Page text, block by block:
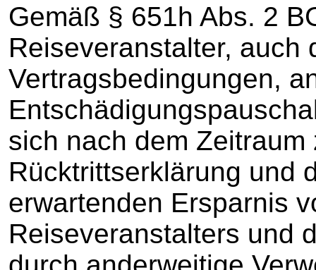
Gemäß § 651h Abs. 2
Reiseveranstalter, auch
Vertragsbedingungen,
sich nach dem Zeitraum
Rücktrittserklärung und
erwartenden Ersparnis
Reiseveranstalters und